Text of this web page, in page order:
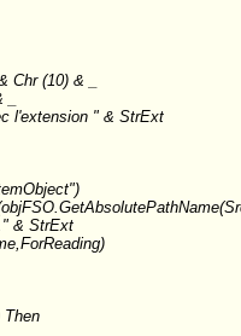
(10) & _
l'extension " & StrExt
& StrExt
Then